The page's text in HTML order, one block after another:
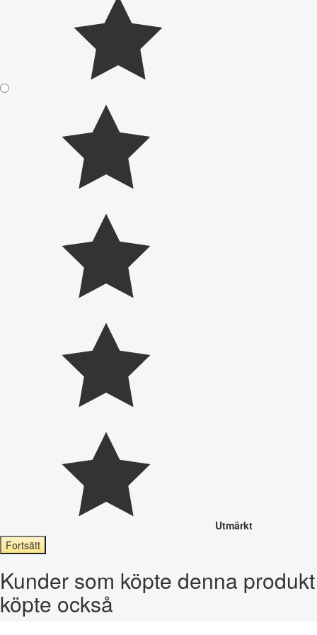
Utmärkt
Fortsätt
Kunder som köpte denna produkt
köpte också